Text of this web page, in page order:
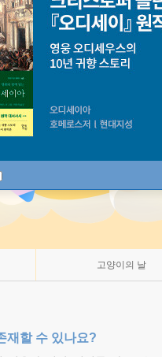
고양이의 날
재할 수 있나요?